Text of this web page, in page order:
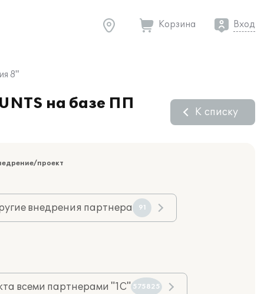
Корзина Вход
8"
на базе ПП
К списку
проект
внедрения партнера 91
всеми партнерами "1С" 575825